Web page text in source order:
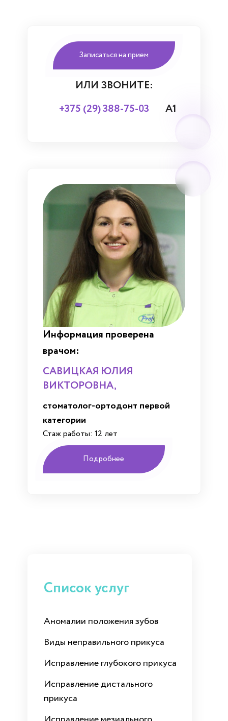
Записаться на прием
ИЛИ ЗВОНИТЕ:
+375 (29) 388-75-03
А1
Информация проверена
врачом:
САВИЦКАЯ ЮЛИЯ
ВИКТОРОВНА,
cтоматолог-ортодонт первой
категории
Стаж работы: 12 лет
Подробнее
Список услуг
Аномалии положения зубов
Виды неправильного прикуса
Исправление глубокого прикуса
Исправление дистального
прикуса